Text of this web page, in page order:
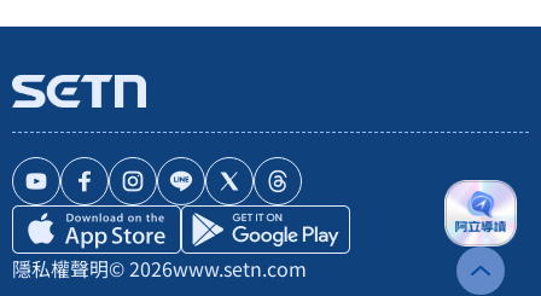
隱私權聲明© 2026www.setn.com